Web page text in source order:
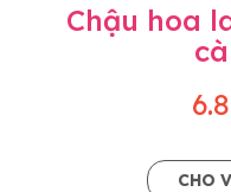
Chậu hoa
CHO